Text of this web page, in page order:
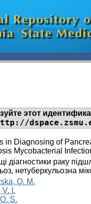
этот
in Diagnosing of
Mycobacterial
діагностики раку
нетуберкульозна
O. M.
V. I.
S.